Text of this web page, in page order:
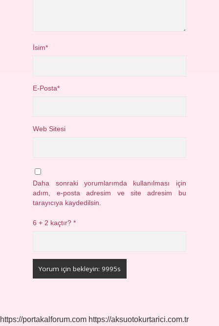
İsim*
E-Posta*
Web Sitesi
Daha sonraki yorumlarımda kullanılması için
adım, e-posta adresim ve site adresim bu
tarayıcıya kaydedilsin.
6 + 2 kaçtır?*
https://portakalforum.com https://aksuotokurtarici.com.tr